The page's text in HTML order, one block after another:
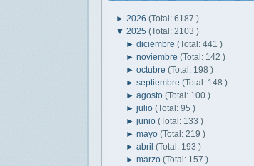
► 2026 (Total: 6187 )
▼ 2025 (Total: 2103 )
►diciembre(Total: 441 )
►noviembre(Total: 142 )
►octubre(Total: 198 )
►septiembre(Total: 148 )
►agosto(Total: 100 )
►julio(Total: 95 )
►junio(Total: 133 )
►mayo(Total: 219 )
►abril(Total: 193 )
►marzo(Total: 157 )